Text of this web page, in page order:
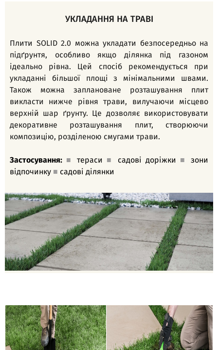
УКЛАДАННЯ НА ТРАВІ
Плити SOLID 2.0 можна укладати безпосередньо на
підґрунтя, особливо якщо ділянка під газоном
ідеально рівна. Цей спосіб рекомендується при
укладанні більшої площі з мінімальними швами.
Також можна заплановане розташування плит
викласти нижче рівня трави, вилучаючи місцево
верхній шар ґрунту. Це дозволяє використовувати
декоративне розташування плит, створюючи
композицію, розділеною смугами трави.
Застосування: ■ тераси ■ садові доріжки ■
зони
відпочинку ■ садові ділянки